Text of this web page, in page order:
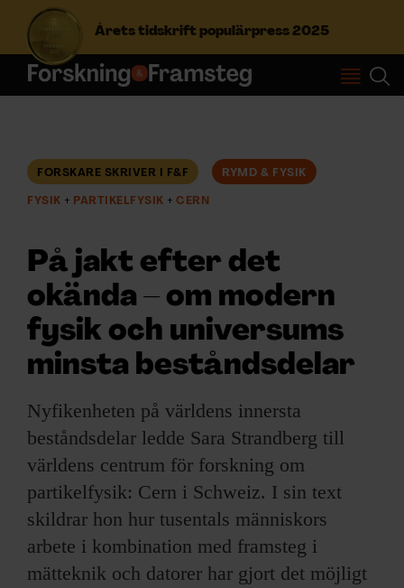
Årets tidskrift populärpress 2025
S
f
:
Prenumerera
NYHETSBREV
ÄMNEN
ARKIV & E-TIDNING
LYSSNA/PODD
EVENEMANG & RESOR
SHOP
FORSKARE SKRIVER I F&F RYMD & FYSIK
FYSIK PARTIKELFYSIK CERN
På jakt efter det
okända – om modern
fysik och universums
minsta beståndsdelar
Nyfikenheten på världens innersta
beståndsdelar ledde Sara Strandberg till
världens centrum för forskning om
partikelfysik: Cern i Schweiz. I sin text
skildrar hon hur tusentals människors
arbete i kombination med framsteg i
mätteknik och datorer har gjort det möjligt